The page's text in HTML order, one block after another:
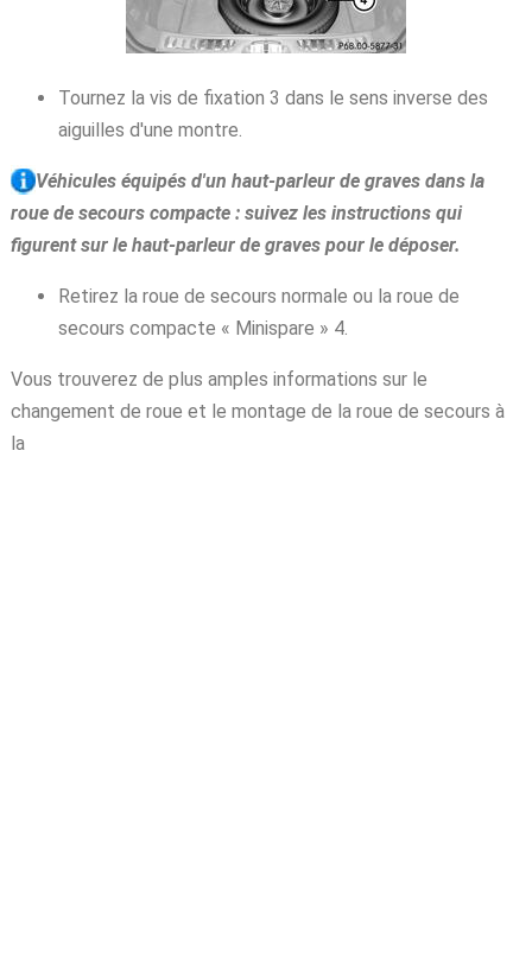
Tournez la vis de fixation 3 dans le sens inverse des
aiguilles d'une montre.
Véhicules équipés d'un haut-parleur de graves dans la
roue de secours compacte : suivez les instructions qui
figurent sur le haut-parleur de graves pour le déposer.
Retirez la roue de secours normale ou la roue de
secours compacte « Minispare » 4.
Vous trouverez de plus amples informations sur le
changement de roue et le montage de la roue de secours à
la